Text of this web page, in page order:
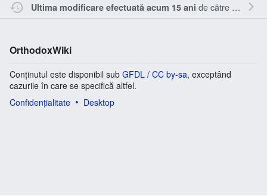
Ultima modificare efectuată acum 15 ani de către
OrthodoxWiki
Conținutul este disponibil sub GFDL / CC by-sa, exceptând
cazurile în care se specifică altfel.
Confidențialitate
Desktop